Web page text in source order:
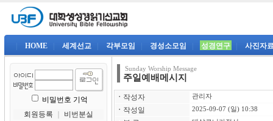
HOME 세계선교 각부모임 경성소모임 성경연구 사진자
비밀번호 기억
회원등록
비번분실
Sunday Worship Message
주일예배메시지
ㆍ 작성자 관리자
ㆍ 작성일 2025-09-07 (일) 10:38